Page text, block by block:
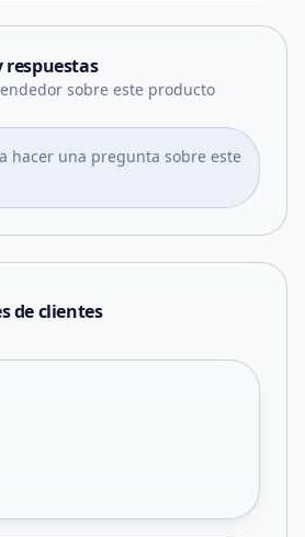
respuestas
sobre este producto
hacer una pregunta sobre este
de clientes